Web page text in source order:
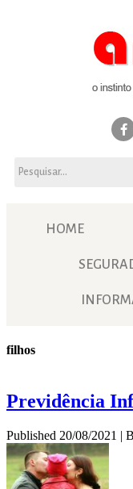
HOME
filhos
Previdência
Published 20/08/2021 |